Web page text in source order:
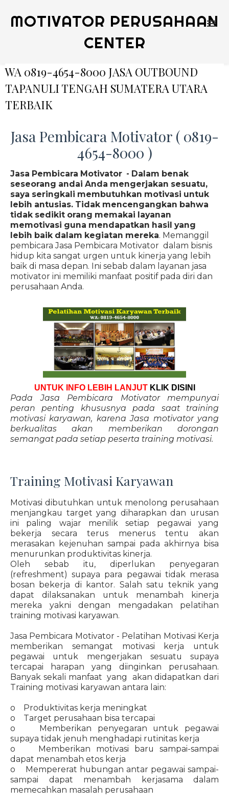
MOTIVATOR PERUSAHAAN
CENTER
WA 0819-4654-8000 JASA OUTBOUND
TAPANULI TENGAH SUMATERA UTARA
TERBAIK
Jasa Pembicara Motivator ( 0819-
4654-8000 )
Jasa Pembicara Motivator - Dalam benak
seseorang andai Anda mengerjakan sesuatu,
saya seringkali membutuhkan motivasi untuk
lebih antusias. Tidak mencengangkan bahwa
tidak sedikit orang memakai layanan
memotivasi guna mendapatkan hasil yang
lebih baik dalam kegiatan mereka. Memanggil
pembicara Jasa Pembicara Motivator dalam bisnis
hidup kita sangat urgen untuk kinerja yang lebih
baik di masa depan. Ini sebab dalam layanan jasa
motivator ini memiliki manfaat positif pada diri dan
perusahaan Anda.
UNTUK INFO LEBIH LANJUT KLIK DISINI
Pada Jasa Pembicara Motivator mempunyai
peran penting khususnya pada saat training
motivasi karyawan, karena Jasa motivator yang
berkualitas akan memberikan dorongan
semangat pada setiap peserta training motivasi.
Training Motivasi Karyawan
Motivasi dibutuhkan untuk menolong perusahaan
menjangkau target yang diharapkan dan urusan
ini paling wajar menilik setiap pegawai yang
bekerja secara terus menerus tentu akan
merasakan kejenuhan sampai pada akhirnya bisa
menurunkan produktivitas kinerja.
Oleh sebab itu, diperlukan penyegaran
(refreshment) supaya para pegawai tidak merasa
bosan bekerja di kantor. Salah satu teknik yang
dapat dilaksanakan untuk menambah kinerja
mereka yakni dengan mengadakan pelatihan
training motivasi karyawan.
Jasa Pembicara Motivator - Pelatihan Motivasi Kerja
memberikan semangat motivasi kerja untuk
pegawai untuk mengerjakan sesuatu supaya
tercapai harapan yang diinginkan perusahaan.
Banyak sekali manfaat yang akan didapatkan dari
Training motivasi karyawan antara lain:
o Produktivitas kerja meningkat
o Target perusahaan bisa tercapai
o Memberikan penyegaran untuk pegawai
supaya tidak jenuh menghadapi rutinitas kerja
o Memberikan motivasi baru sampai-sampai
dapat menambah etos kerja
o Mempererat hubungan antar pegawai sampai-
sampai dapat menambah kerjasama dalam
memecahkan masalah perusahaan